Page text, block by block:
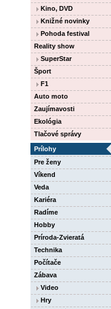
Kino, DVD
Knižné novinky
Pohoda festival
Reality show
SuperStar
Šport
F1
Auto moto
Zaujímavosti
Ekológia
Tlačové správy
Prílohy
Pre ženy
Víkend
Veda
Kariéra
Radíme
Hobby
Príroda-Zvieratá
Technika
Počítače
Zábava
Video
Hry